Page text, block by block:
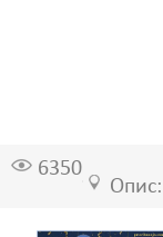
6350